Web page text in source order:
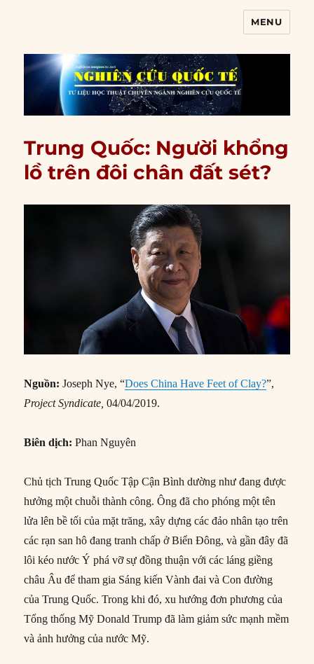
MENU
Trung Quốc: Người khổng
lồ trên đôi chân đất sét?
Nguồn:Joseph Nye, “Does China Have Feet of Clay?”,
Project Syndicate,04/04/2019.
Biên dịch:Phan Nguyên
Chủ tịch Trung Quốc Tập Cận Bình dường như đang được
hưởng một chuỗi thành công. Ông đã cho phóng một tên
lửa lên bề tối của mặt trăng, xây dựng các đảo nhân tạo trên
các rạn san hô đang tranh chấp ở Biển Đông, và gần đây đã
lôi kéo nước Ý phá vỡ sự đồng thuận với các láng giềng
châu Âu để tham gia Sáng kiến ​​Vành đai và Con đường
của Trung Quốc. Trong khi đó, xu hướng đơn phương của
Tổng thống Mỹ Donald Trump đã làm giảm sức mạnh mềm
và ảnh hưởng của nước Mỹ.